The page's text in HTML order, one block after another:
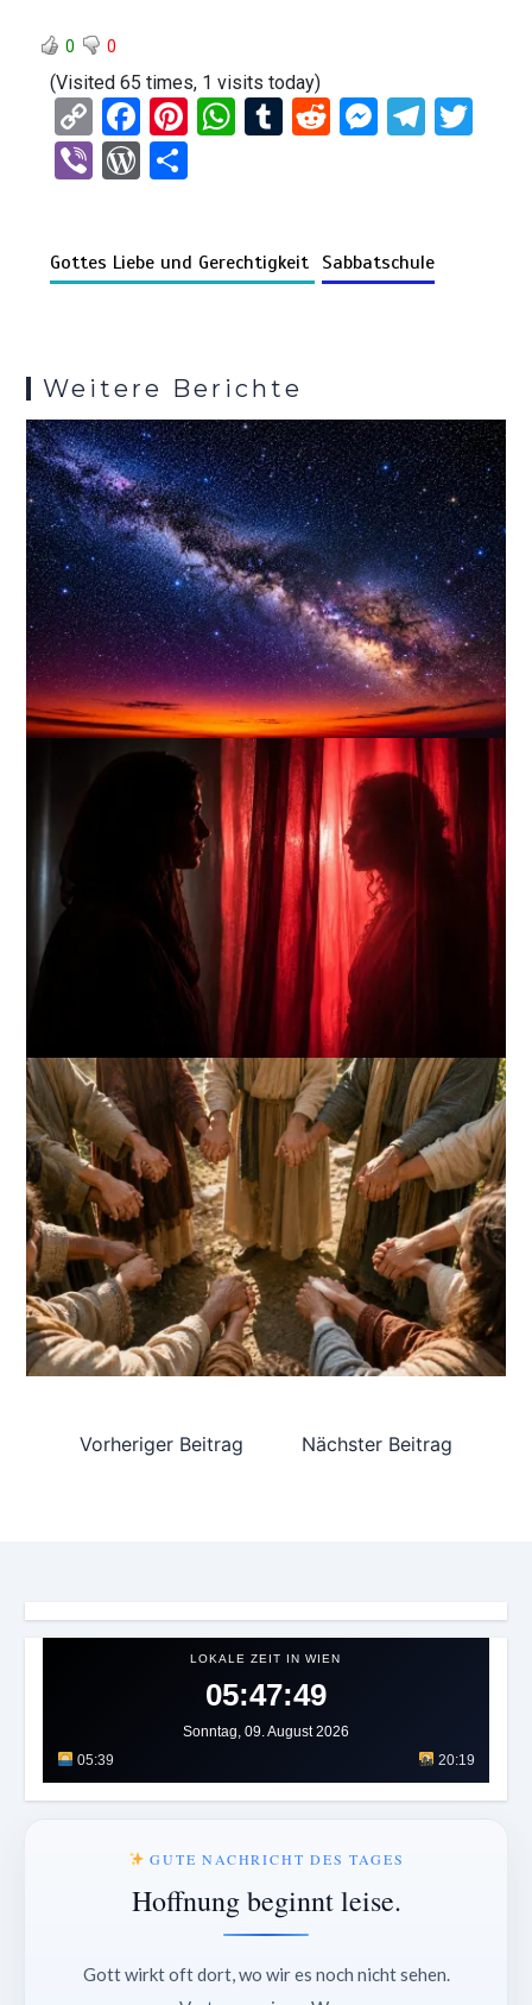
0 0
(Visited 65 times, 1 visits today)
C
o
py
n
F
a
ce
o
Pi
t
W
A
T
r
R
t
M
g
T
a
Vi W
Pr n
Gottes Liebe und Gerechtigkeit Sabbatschule
Weitere Berichte
Vorheriger Beitrag Nächster Beitrag
LOKALE ZEIT IN WIEN
05:47:51
Sonntag, 09. August 2026
05:39
20:19
GUTE NACHRICHT DES TAGES
Hoffnung beginnt leise.
Gott wirkt oft dort, wo wir es noch nicht sehen.